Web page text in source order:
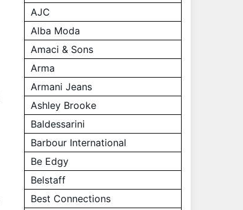
AJC
Alba Moda
Amaci & Sons
Arma
Armani Jeans
Ashley Brooke
Baldessarini
Barbour International
Be Edgy
Belstaff
Best Connections